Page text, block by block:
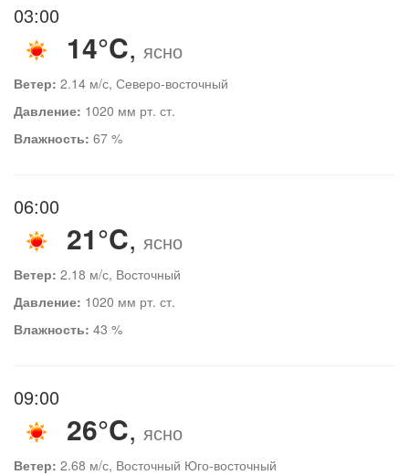
03:00
14°C, ясно
Ветер: 2.14 м/с, Северо-восточный
Давление: 1020 мм рт. ст.
Влажность: 67 %
06:00
21°C, ясно
Ветер: 2.18 м/с, Восточный
Давление: 1020 мм рт. ст.
Влажность: 43 %
09:00
26°C, ясно
Ветер: 2.68 м/с, Восточный Юго-восточный